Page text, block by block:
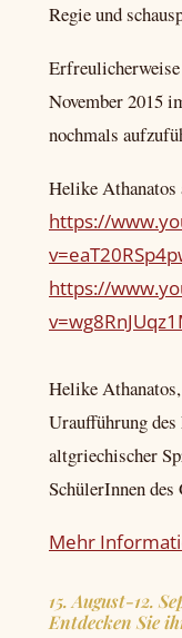
Regie und
Erfreulicherweise
November 2015
nochmals
Helike Athanatos
https://
https://
Helike
Uraufführung
altgriechischer
SchülerInnen
Mehr
15. August-12.
Entdecken Sie